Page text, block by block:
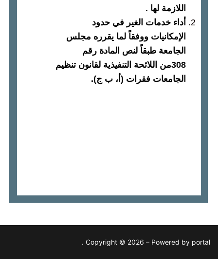
اللازمة لها.
أداء خدمات الغير في حدود
الإمكانيات ووفقاً لما يقرره مجلس
الجامعة طبقاً لنص المادة رقم
من اللائحة التنفيذية لقانون تنظيم
الجامعات فقرات(أ، ب ج).
Copyright © 2026 – Powered by